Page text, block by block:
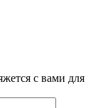
с вами для